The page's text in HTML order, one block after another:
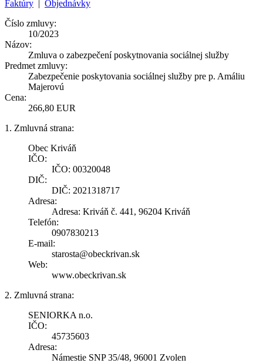
Faktúry | Objednávky
Číslo zmluvy:
10/2023
Názov:
Zmluva o zabezpečení poskytnovania sociálnej služby
Predmet zmluvy:
Zabezpečenie poskytovania sociálnej služby pre p. Amáliu
Majerovú
Cena:
266,80 EUR
1. Zmluvná strana:
Obec Kriváň
IČO:
IČO: 00320048
DIČ:
DIČ: 2021318717
Adresa:
Adresa: Kriváň č. 441, 96204 Kriváň
Telefón:
0907830213
E-mail:
starosta@obeckrivan.sk
Web:
www.obeckrivan.sk
2. Zmluvná strana:
SENIORKA n.o.
IČO:
45735603
Adresa:
Námestie SNP 35/48, 96001 Zvolen